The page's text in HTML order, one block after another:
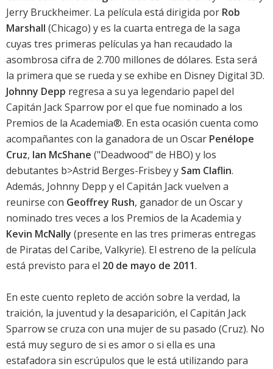
Jerry Bruckheimer. La película está dirigida por Rob
Marshall (Chicago) y es la cuarta entrega de la saga
cuyas tres primeras películas ya han recaudado la
asombrosa cifra de 2.700 millones de dólares. Esta será
la primera que se rueda y se exhibe en Disney Digital 3D.
Johnny Depp regresa a su ya legendario papel del
Capitán Jack Sparrow por el que fue nominado a los
Premios de la Academia®. En esta ocasión cuenta como
acompañantes con la ganadora de un Oscar Penélope
Cruz, Ian McShane ("Deadwood" de HBO) y los
debutantes b>Astrid Berges-Frisbeyy Sam Claflin.
Además, Johnny Depp y el Capitán Jack vuelven a
reunirse con Geoffrey Rush, ganador de un Oscar y
nominado tres veces a los Premios de la Academia y
Kevin McNally (presente en las tres primeras entregas
de Piratas del Caribe, Valkyrie). El estreno de la película
está previsto para el 20 de mayo de 2011.
En este cuento repleto de acción sobre la verdad, la
traición, la juventud y la desaparición, el Capitán Jack
Sparrow se cruza con una mujer de su pasado (Cruz). No
está muy seguro de si es amor o si ella es una
estafadora sin escrúpulos que le está utilizando para